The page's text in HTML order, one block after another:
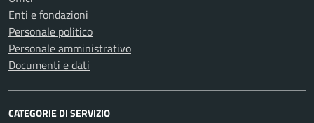
Enti e fondazioni
Personale politico
Personale amministrativo
Documenti e dati
CATEGORIE DI SERVIZIO